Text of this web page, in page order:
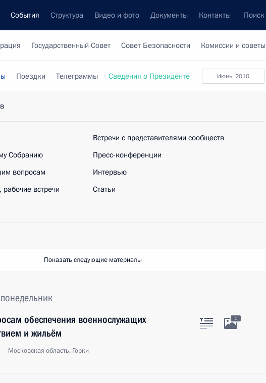
События Структура Видео и фото Документы Контакты Поиск
Государственный Совет Совет Безопасности Комиссии и советы
Июнь, 2010
Поездки Телеграммы Сведения о Президенте
Собранию
вопросам
встречи
Встречи с представителями сообществ
Пресс-конференции
Интервью
Статьи
Показать следующие материалы
обеспечения военнослужащих
и жильём
Московская область, Горки
1